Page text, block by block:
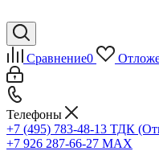
Сравнение0
Телефоны
+7 (495) 783-48-13 ТДК
+7 926 287-66-27 МАХ